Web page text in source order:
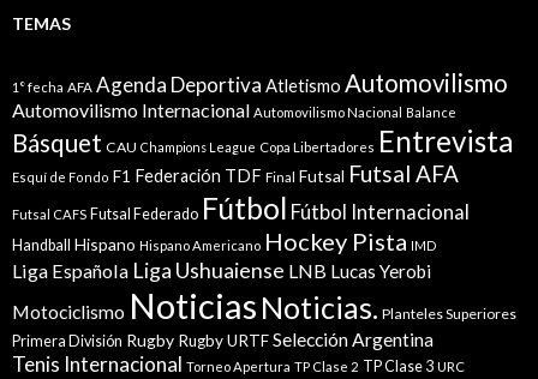
TEMAS
1° fecha AFA Agenda Deportiva Atletismo Automovilismo
Automovilismo Internacional Automovilismo Nacional Balance
Básquet CAU Champions League Copa Libertadores Entrevista
Esquí de Fondo F1 Federación TDF Final Futsal Futsal AFA
Futsal CAFS Futsal Federado Fútbol Fútbol Internacional
Handball Hispano Hispano Americano Hockey Pista IMD
Liga Española Liga Ushuaiense LNB Lucas Yerobi
Motociclismo Noticias Noticias. Planteles Superiores
Primera División Rugby Rugby URTFSelección Argentina
Tenis Internacional Torneo Apertura TP Clase 2 TP Clase 3 URC